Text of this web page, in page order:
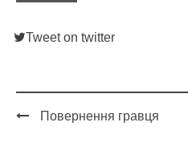
Tweet on twitter
Повернення гравця